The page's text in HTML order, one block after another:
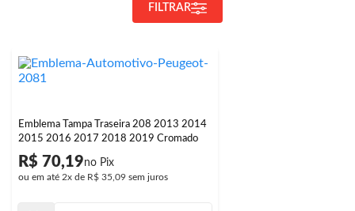
FILTRAR
Emblema Tampa Traseira 208 2013 2014
2015 2016 2017 2018 2019 Cromado
R$ 70,19
ou em até 2x de R$ 35,09 sem juros